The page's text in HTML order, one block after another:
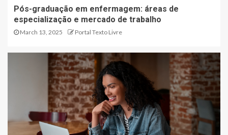
Pós-graduação em enfermagem: áreas de
especialização e mercado de trabalho
March 13, 2025 Portal Texto Livre